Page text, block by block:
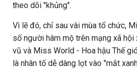
theo dõi "khủng".
Vì lẽ đó, chỉ sau vài mùa tổ chức,
số người hâm mộ trên mạng xã
vũ và Miss World - Hoa hậu Thế
là nhân tố dễ dàng lọt vào "mắt